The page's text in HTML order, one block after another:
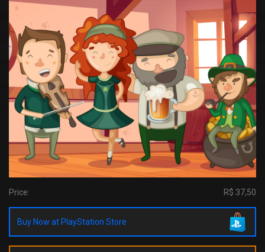
Price: R$ 37,50
Buy Now at PlayStation Store